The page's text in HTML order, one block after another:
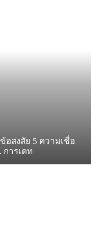
สงสัย 5 ความเชื่อ
การเดท